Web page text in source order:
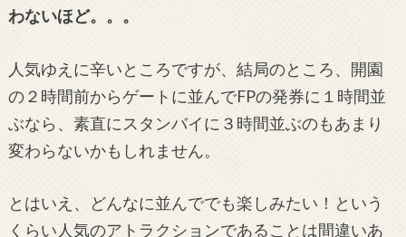
わないほど。。。
人気ゆえに辛いところですが、結局のところ、開園
の２時間前からゲートに並んでFPの発券に１時間並
ぶなら、素直にスタンバイに３時間並ぶのもあまり
変わらないかもしれません。
とはいえ、どんなに並んででも楽しみたい！という
くらい人気のアトラクションであることは間違いあ